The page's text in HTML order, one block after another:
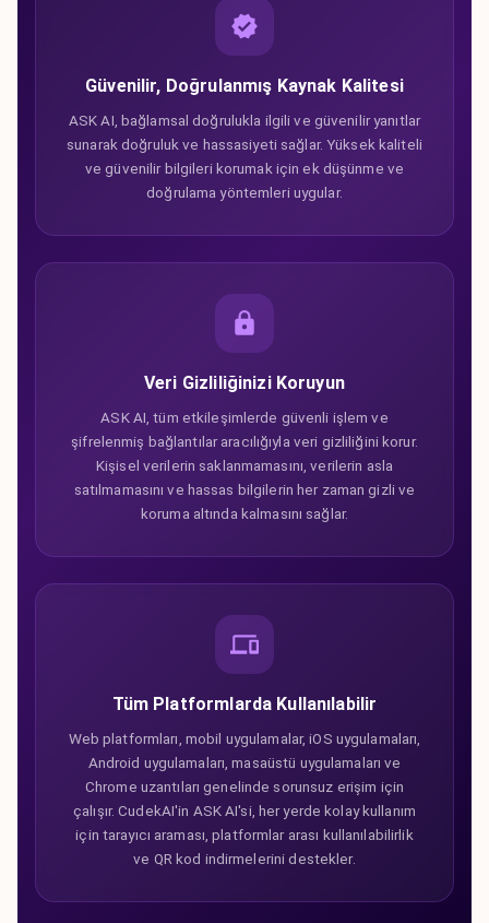
Güvenilir, Doğrulanmış Kaynak Kalitesi
ASK AI, bağlamsal doğrulukla ilgili ve güvenilir yanıtlar
sunarak doğruluk ve hassasiyeti sağlar. Yüksek kaliteli
ve güvenilir bilgileri korumak için ek düşünme ve
doğrulama yöntemleri uygular.
Veri Gizliliğinizi Koruyun
ASK AI, tüm etkileşimlerde güvenli işlem ve
şifrelenmiş bağlantılar aracılığıyla veri gizliliğini korur.
Kişisel verilerin saklanmamasını, verilerin asla
satılmamasını ve hassas bilgilerin her zaman gizli ve
koruma altında kalmasını sağlar.
Tüm Platformlarda Kullanılabilir
Web platformları, mobil uygulamalar, iOS uygulamaları,
Android uygulamaları, masaüstü uygulamaları ve
Chrome uzantıları genelinde sorunsuz erişim için
çalışır. CudekAI'in ASK AI'si, her yerde kolay kullanım
için tarayıcı araması, platformlar arası kullanılabilirlik
ve QR kod indirmelerini destekler.